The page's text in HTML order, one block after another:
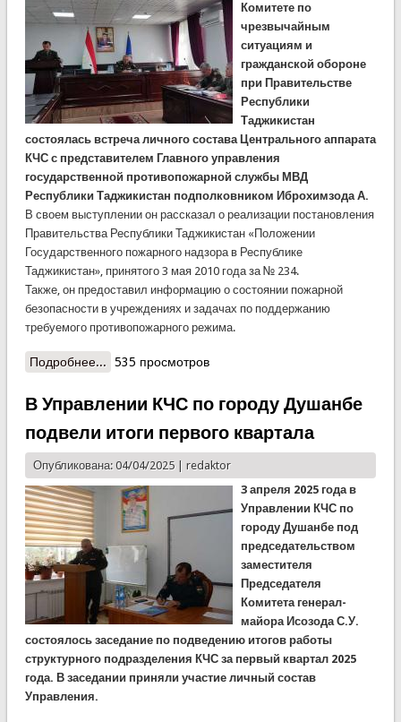
Комитете по
чрезвычайным
ситуациям и
гражданской обороне
при Правительстве
Республики
Таджикистан
состоялась встреча личного состава Центрального аппарата
КЧС с представителем Главного управления
государственной противопожарной службы МВД
Республики Таджикистан подполковником Иброхимзода А.
В своем выступлении он рассказал о реализации постановления
Правительства Республики Таджикистан «Положении
Государственного пожарного надзора в Республике
Таджикистан», принятого 3 мая 2010 года за № 234.
Также, он предоставил информацию о состоянии пожарной
безопасности в учреждениях и задачах по поддержанию
требуемого противопожарного режима.
Подробнее... о Противопожарная встреча в КЧС
535 просмотров
В Управлении КЧС по городу Душанбе
подвели итоги первого квартала
Опубликована: 04/04/2025 | redaktor
3 апреля 2025 года в
Управлении КЧС по
городу Душанбе под
председательством
заместителя
Председателя
Комитета генерал-
майора Исозода С.У.
состоялось заседание по подведению итогов работы
структурного подразделения КЧС за первый квартал 2025
года. В заседании приняли участие личный состав
Управления.